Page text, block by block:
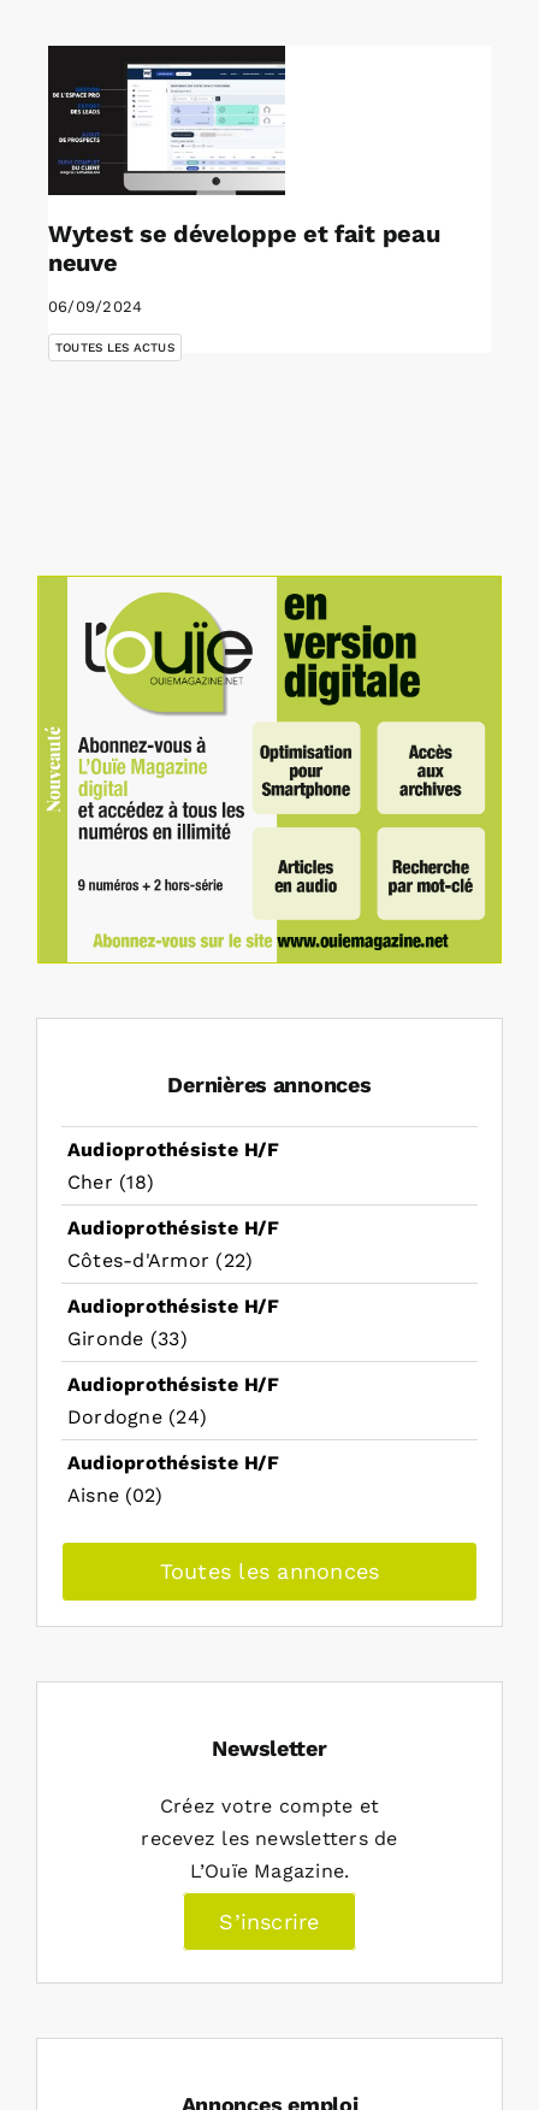
Rechercher:
Annonces emploi
Wytest se développe et fait peau
neuve
06/09/2024
TOUTES LES ACTUS
Dernières annonces
Audioprothésiste H/F
Cher (18)
Audioprothésiste H/F
Côtes-d'Armor (22)
Audioprothésiste H/F
Gironde (33)
Audioprothésiste H/F
Dordogne (24)
Audioprothésiste H/F
Aisne (02)
Toutes les annonces
Newsletter
Créez votre compte et
recevez les newsletters de
L’Ouïe Magazine.
S’inscrire
Annonces emploi